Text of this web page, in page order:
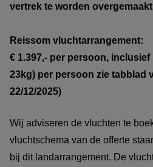
vertrek te worden overgemaakt
Reissom vluchtarrangement:
€ 1.397,- per persoon,
23kg) per persoon zie tabblad
22/12/2025)
Wij adviseren de vluchten te
vluchtschema van de offerte
bij dit landarrangement. De